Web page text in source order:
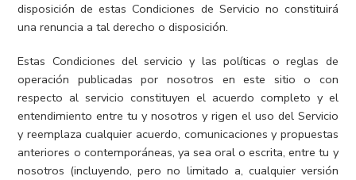
disposición de estas Condiciones de Servicio no constituirá
una renuncia a tal derecho o disposición.
Estas Condiciones del servicio y las políticas o reglas de
operación publicadas por nosotros en este sitio o con
respecto al servicio constituyen el acuerdo completo y el
entendimiento entre tu y nosotros y rigen el uso del Servicio
y reemplaza cualquier acuerdo, comunicaciones y propuestas
anteriores o contemporáneas, ya sea oral o escrita, entre tu y
nosotros (incluyendo, pero no limitado a, cualquier versión